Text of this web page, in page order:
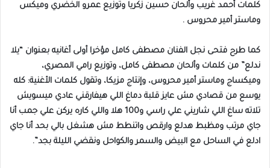
كلمات أحمد غريب وألحان حسين زكريا وتوزيع عمرو الخضري وميكس
وماستر أمير محروس .
كما طرح فتحى نجل الفنان مصطفى كامل مؤخرا أولى أغانيه بعنوان “يلا
ندلع” من كلمات وألحان مصطفى كامل، وتوزيع رامي المصري،
وميكساج وماستر أمير محروس، وإنتاج مزيكا، وتقول كلمات الأغنية: كله
يوسع من قصادي مش عايز قلبة دماغ اللي هيفارقني عادي ميسويش
تلاته ساغ اللي شاريني علي راسي و100 هلا واللي كاره يركن علي جمب أنا
جاي مرتب ومظبط هدلع وارقص واتنطط مش هشغل بالي بحد أنا جاي
ادلع في الساحل مع البيض والسمر والكواحل ونقضي الليلة بجد”.